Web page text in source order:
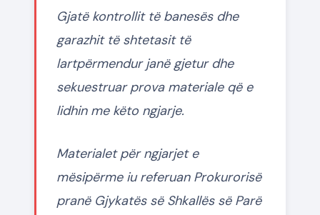
Gjatë kontrollit të banesës dhe
garazhit të shtetasit të
lartpërmendur janë gjetur dhe
sekuestruar prova materiale që e
lidhin me këto ngjarje.
Materialet për ngjarjet e
mësipërme iu referuan Prokurorisë
pranë Gjykatës së Shkallës së Parë